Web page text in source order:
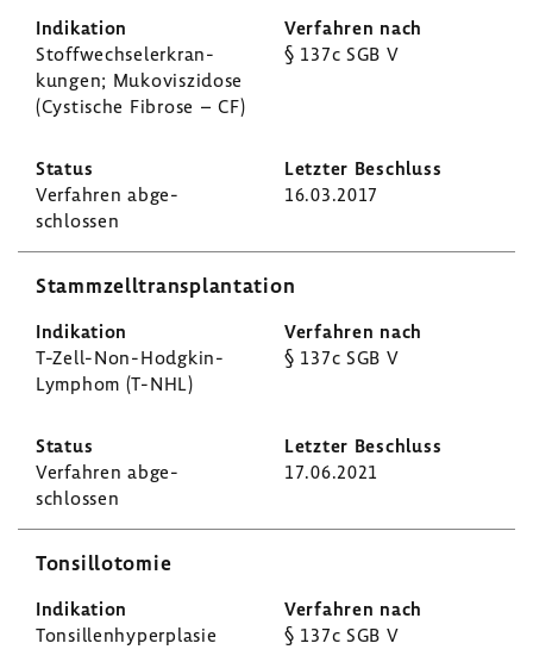
Stoff­wech­sel­er­kran­
kungen; Muko­vis­zi­dose
(Cysti­sche Fibrose – CF)
§ 137c SGB V
Verfahren abge­
schlossen
16.03.2017
Stamm­zell­trans­plan­ta­tion
T-​Zell-Non-Hodgkin-
Lymphom (T-NHL)
§ 137c SGB V
Verfahren abge­
schlossen
17.06.2021
Tonsil­lo­tomie
Tonsil­len­hy­per­plasie § 137c SGB V